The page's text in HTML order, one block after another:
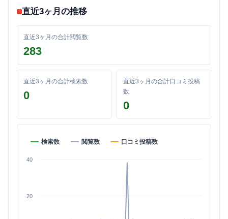
直近3ヶ月の推移
直近3ヶ月の合計閲覧数
283
直近3ヶ月の合計検索数
0
直近3ヶ月の合計口コミ投稿
数
0
検索数 閲覧数 口コミ投稿数
20
40